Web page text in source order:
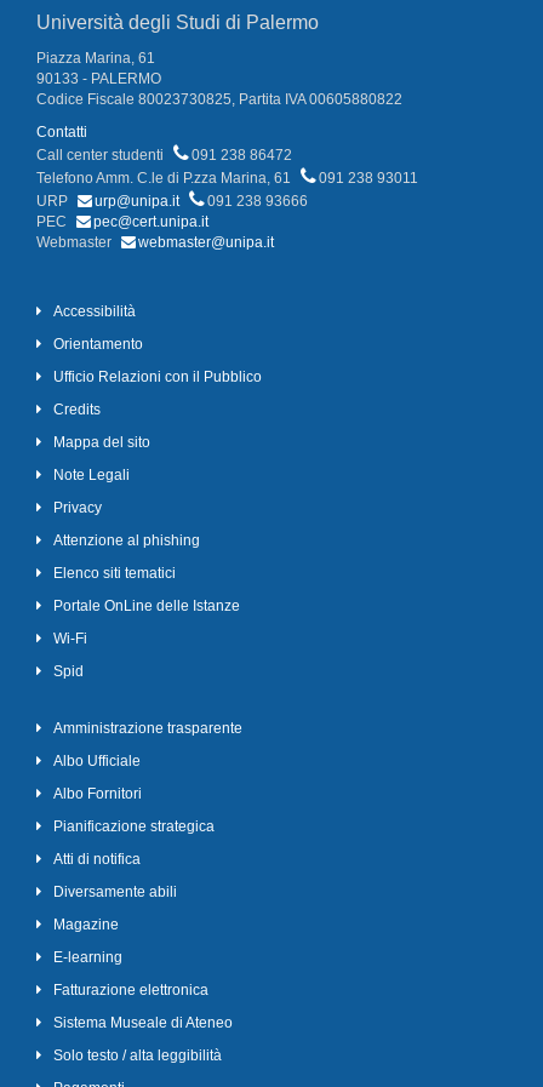
Università degli Studi di Palermo
Piazza Marina, 61
90133 - PALERMO
Codice Fiscale 80023730825, Partita IVA 00605880822
Contatti
Call center studenti
091 238 86472
Telefono Amm. C.le di P.zza Marina, 61
091 238 93011
URP
urp@unipa.it
091 238 93666
PEC
pec@cert.unipa.it
Webmaster
webmaster@unipa.it
Accessibilità
Orientamento
Ufficio Relazioni con il Pubblico
Credits
Mappa del sito
Note Legali
Privacy
Attenzione al phishing
Elenco siti tematici
Portale OnLine delle Istanze
Wi-Fi
Spid
Amministrazione trasparente
Albo Ufficiale
Albo Fornitori
Pianificazione strategica
Atti di notifica
Diversamente abili
Magazine
E-learning
Fatturazione elettronica
Sistema Museale di Ateneo
Solo testo / alta leggibilità